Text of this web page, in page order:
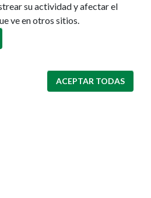
su actividad y afectar el
ve en otros sitios.
ACEPTAR TODAS